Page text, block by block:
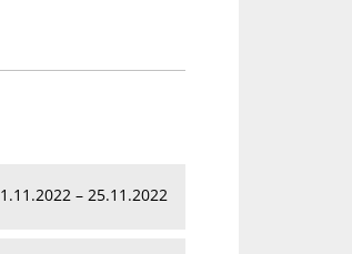
1.11.2022 – 25.11.2022